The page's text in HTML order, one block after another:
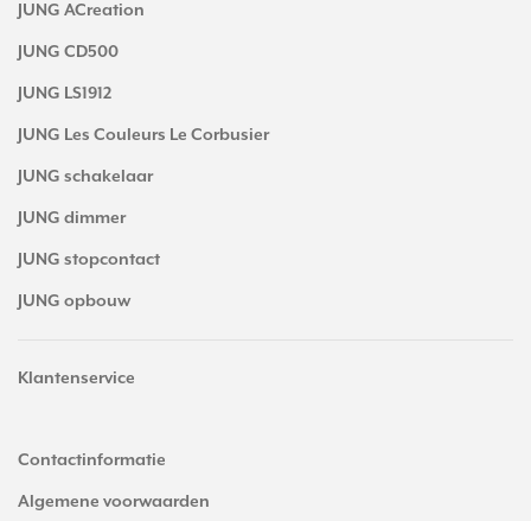
JUNG ACreation
JUNG CD500
JUNG LS1912
JUNG Les Couleurs Le Corbusier
JUNG schakelaar
JUNG dimmer
JUNG stopcontact
JUNG opbouw
Klantenservice
Contactinformatie
Algemene voorwaarden